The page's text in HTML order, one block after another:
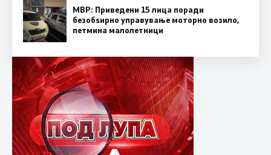
МВР: Приведени 15 лица поради
безобѕирно управување моторно возило,
петмина малолетници